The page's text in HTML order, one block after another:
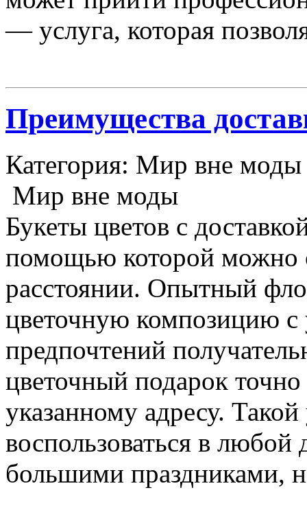
— услуга, которая
Преимущества
Категория: Мир вне
Мир вне моды
Букеты цветов с
помощью которой можно
расстоянии. Опытный
цветочную композицию с
предпочтений
цветочный подарок
указанному адресу.
воспользоваться в любой
большими праздниками,